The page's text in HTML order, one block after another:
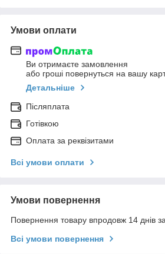
Умови оплати
Ви отримаєте замовлення
або гроші повернуться на вашу
Детальніше
Післяплата
Готівкою
Оплата за реквізитами
Всі умови оплати
Умови повернення
Повернення товару впродовж 14 днів
Всі умови повернення